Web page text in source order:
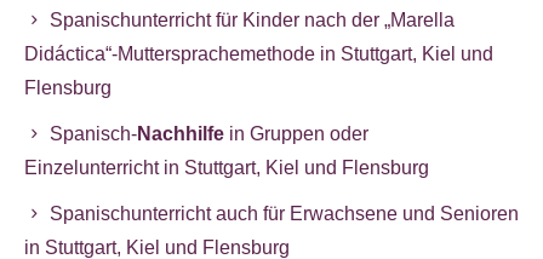
Spanischunterricht für Kinder nach der „Marella
Didáctica“-Muttersprachemethode in Stuttgart, Kiel und
Flensburg
Spanisch-Nachhilfe in Gruppen oder
Einzelunterricht in Stuttgart, Kiel und Flensburg
Spanischunterricht auch für Erwachsene und Senioren
in Stuttgart, Kiel und Flensburg